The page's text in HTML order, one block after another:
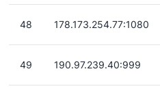
48 178.173.254.77:1080
49 190.97.239.40:999